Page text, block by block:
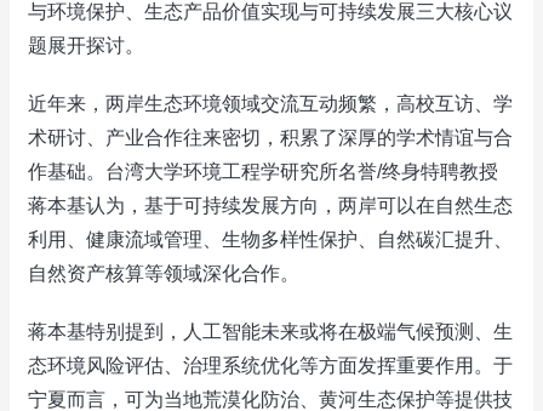
与环境保护、生态产品价值实现与可持续发展三大核心议
题展开探讨。
近年来，两岸生态环境领域交流互动频繁，高校互访、学
术研讨、产业合作往来密切，积累了深厚的学术情谊与合
作基础。台湾大学环境工程学研究所名誉/终身特聘教授
蒋本基认为，基于可持续发展方向，两岸可以在自然生态
利用、健康流域管理、生物多样性保护、自然碳汇提升、
自然资产核算等领域深化合作。
蒋本基特别提到，人工智能未来或将在极端气候预测、生
态环境风险评估、治理系统优化等方面发挥重要作用。于
宁夏而言，可为当地荒漠化防治、黄河生态保护等提供技